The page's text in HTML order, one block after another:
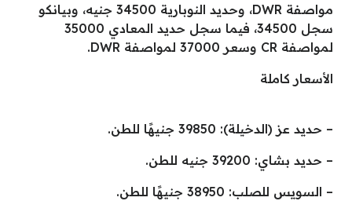
مواصفة DWR، وحديد النوبارية 34500 جنيه، وبيانكو
سجل 34500، فيما سجل حديد المعادي 35000
لمواصفة CR وسعر 37000 لمواصفة DWR.
الأسعار كاملة
– حديد عز (الدخيلة): 39850 جنيهًا للطن.
– حديد بشاي: 39200 جنيه للطن.
– السويس للصلب: 38950 جنيهًا للطن.